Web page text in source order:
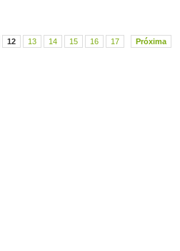
12 13 14 15 16 17 Próxima